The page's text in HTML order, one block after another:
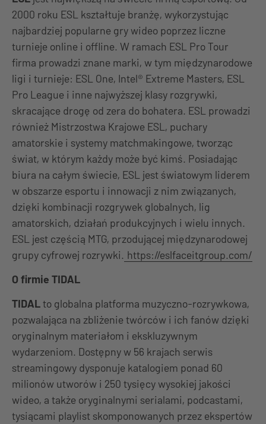
2000 roku ESL kształtuje branżę, wykorzystując
najbardziej popularne gry wideo poprzez liczne
turnieje online i offline. W ramach ESL Pro Tour
firma prowadzi znane marki, w tym międzynarodowe
ligi i turnieje: ESL One, Intel® Extreme Masters, ESL
Pro League i inne najwyższej klasy rozgrywki,
skracające drogę od zera do bohatera. ESL prowadzi
również Mistrzostwa Krajowe ESL, puchary
amatorskie i systemy matchmakingowe, tworząc
świat, w którym każdy może być kimś. Posiadając
biura na całym świecie, ESL jest światowym liderem
w obszarze esportu i innowacji z nim związanych,
dzięki kombinacji rozgrywek globalnych, lig
amatorskich, działań produkcyjnych i wielu innych.
ESL jest częścią MTG, przodującej międzynarodowej
grupy cyfrowej rozrywki. https://eslfaceitgroup.com/
O firmie TIDAL
TIDALto globalna platforma muzyczno-rozrywkowa,
pozwalająca na zbliżenie twórców i ich fanów dzięki
oryginalnym materiałom i ekskluzywnym
wydarzeniom. Dostępny w 56 krajach serwis
streamingowy dysponuje katalogiem ponad 60
milionów utworów i 250 tysięcy wysokiej jakości
wideo, a także oryginalnymi serialami, podcastami,
tysiącami playlist skomponowanych przez ekspertów